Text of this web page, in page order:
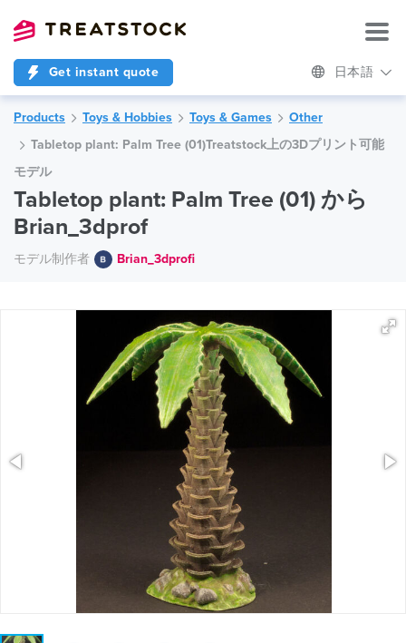
Get instant quote 日本語
Products Toys & Hobbies Toys & Games
Other
Tabletop plant: Palm Tree (01)Treatstock上の3Dプリント可能
モデル
Tabletop plant: Palm Tree (01) から
Brian_3dprof
モデル制作者 Brian_3dprofi